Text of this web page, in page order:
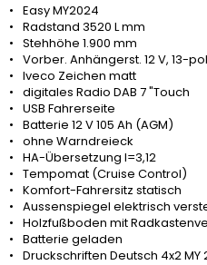
Easy MY2024
Radstand 3520 L mm
Stehhöhe 1.900 mm
Vorber. Anhängerst. 12 V, 13-
Iveco Zeichen matt
digitales Radio DAB 7 "Touch
USB Fahrerseite
Batterie 12 V 105 Ah (AGM)
ohne Warndreieck
HA-Übersetzung I=3,12
Tempomat (Cruise Control)
Komfort-Fahrersitz statisch
Aussenspiegel elektrisch
Holzfußboden mit
Batterie geladen
Druckschriften Deutsch 4x2 MY